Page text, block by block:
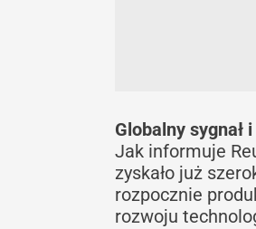
Globalny sygnał i
Jak informuje
zyskało już
rozpocznie
rozwoju